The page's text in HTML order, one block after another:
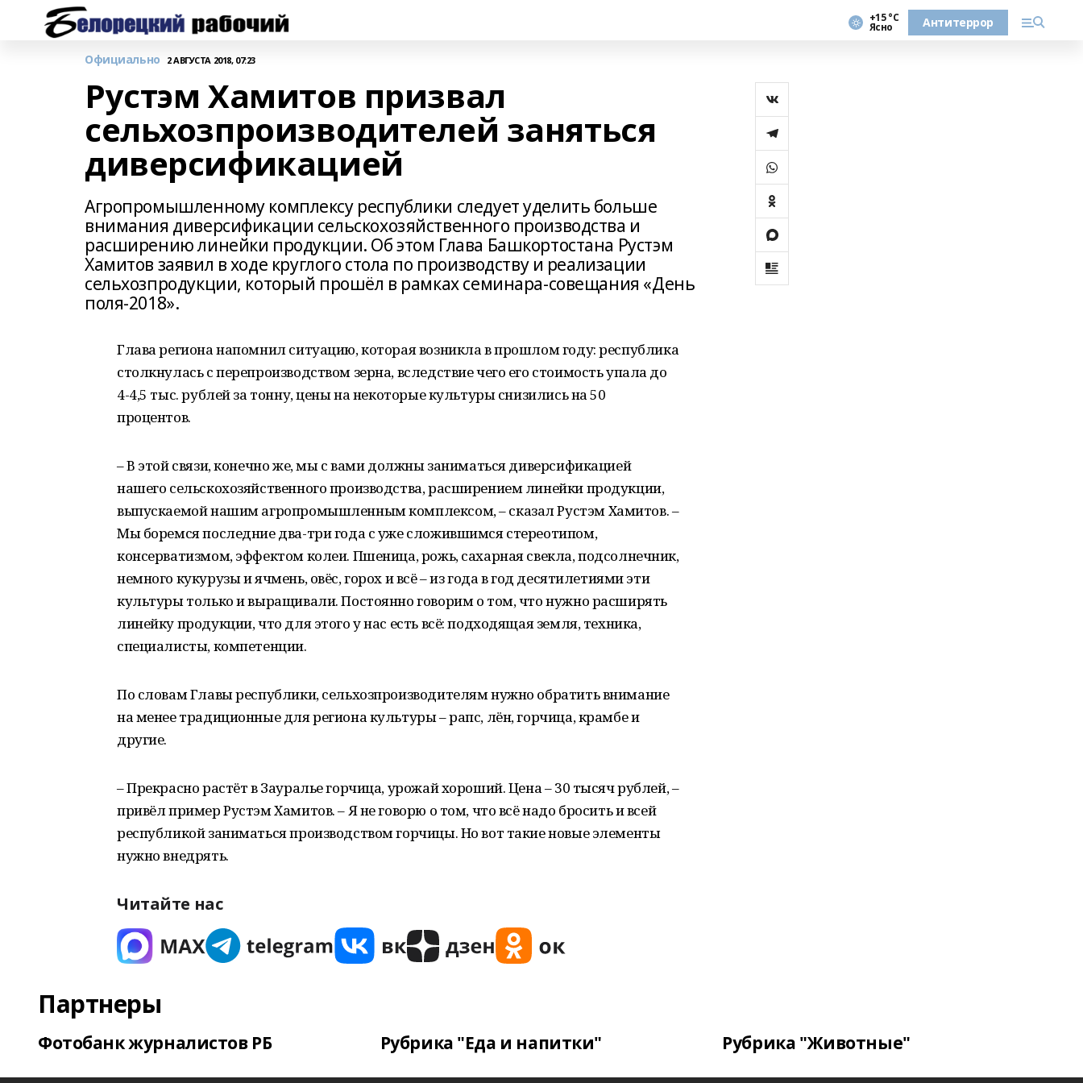
+15 °С
Ясно Антитеррор
Официально 2 АВГУСТА 2018, 07:23
Рустэм Хамитов призвал
сельхозпроизводителей заняться
диверсификацией
Агропромышленному комплексу республики следует уделить больше
внимания диверсификации сельскохозяйственного производства и
расширению линейки продукции. Об этом Глава Башкортостана Рустэм
Хамитов заявил в ходе круглого стола по производству и реализации
сельхозпродукции, который прошёл в рамках семинара-совещания «День
поля-2018».
Глава региона напомнил ситуацию, которая возникла в прошлом году: республика
столкнулась с перепроизводством зерна, вследствие чего его стоимость упала до
4-4,5 тыс. рублей за тонну, цены на некоторые культуры снизились на 50
процентов.
– В этой связи, конечно же, мы с вами должны заниматься диверсификацией
нашего сельскохозяйственного производства, расширением линейки продукции,
выпускаемой нашим агропромышленным комплексом, – сказал Рустэм Хамитов. –
Мы боремся последние два-три года с уже сложившимся стереотипом,
консерватизмом, эффектом колеи. Пшеница, рожь, сахарная свекла, подсолнечник,
немного кукурузы и ячмень, овёс, горох и всё – из года в год десятилетиями эти
культуры только и выращивали. Постоянно говорим о том, что нужно расширять
линейку продукции, что для этого у нас есть всё: подходящая земля, техника,
специалисты, компетенции.
По словам Главы республики, сельхозпроизводителям нужно обратить внимание
на менее традиционные для региона культуры – рапс, лён, горчица, крамбе и
другие.
– Прекрасно растёт в Зауралье горчица, урожай хороший. Цена – 30 тысяч рублей, –
привёл пример Рустэм Хамитов. – Я не говорю о том, что всё надо бросить и всей
республикой заниматься производством горчицы. Но вот такие новые элементы
нужно внедрять.
Читайте нас
Партнеры
Фотобанк журналистов РБ Рубрика "Еда и напитки" Рубрика "Животные"